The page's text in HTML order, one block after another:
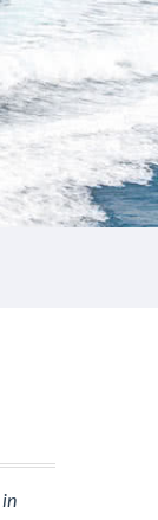
in